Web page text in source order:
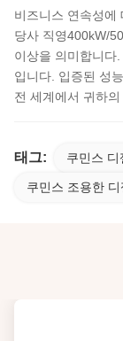
비즈니스 연속성에
당사 직영400kW/
이상을 의미합니다
입니다. 입증된 성
전 세계에서 귀하
태그: 쿠민스
쿠민스 조용한